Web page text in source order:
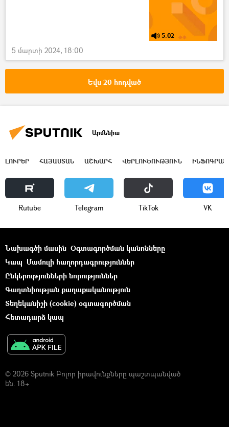
5:02
5 մարտի 2024, 18:00
Եվս 20 հոդված
Արմենիա
ԼՈՒՐԵՐ ՀԱՅԱՍՏԱՆ ԱՇԽԱՐՀ ՎԵՐԼՈՒԾՈՒԹՅՈՒՆ
Rutube Telegram ТikТоk VK
Նախագծի մասին Օգտագործման կանոնները
Կապ Մամուլի հաղորդագրություններ
Ընկերությունների նորություններ
Գաղտնիության քաղաքականություն
Տեղեկանիշի (cookie) օգտագործման
Հետադարձ կապ
© 2026 Sputnik Բոլոր իրավունքները պաշտպանված
են. 18+